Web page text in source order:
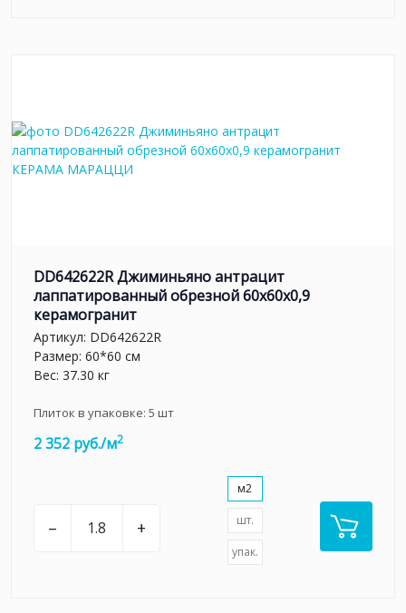
DD642622R Джиминьяно антрацит
лаппатированный обрезной 60х60x0,9
керамогранит
Артикул: DD642622R
Размер: 60*60 см
Вес: 37.30 кг
Плиток в упаковке: 5 шт
2 352 руб./м2
– +
м2
шт.
упак.